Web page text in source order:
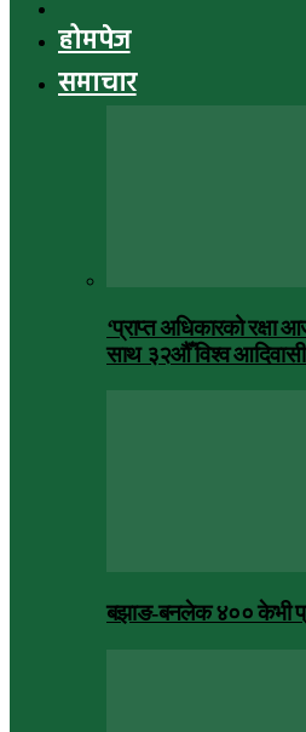
होमपेज
समाचार
‘प्राप्त अधिकारको
साथ ३२औँ विश्व
बझाङ-बनलेक ४०० केभी